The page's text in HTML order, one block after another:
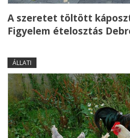
A szeretet töltött
Figyelem ételosztás
ÁLLATI